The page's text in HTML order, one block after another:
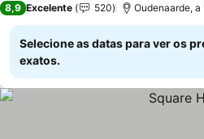
8,9 Excelente 520 Oudenaarde, a
Selecione as datas para ver os
exatos.